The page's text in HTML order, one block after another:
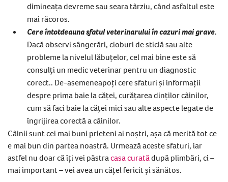
dimineața devreme sau seara târziu, când asfaltul este
mai răcoros.
Cere întotdeauna sfatul veterinarului în cazuri mai grave.
Dacă observi sângerări, cioburi de sticlă sau alte
probleme la nivelul lăbuțelor, cel mai bine este să
consulți un medic veterinar pentru un diagnostic
corect.. De-asemeneapoți cere sfaturi și informații
despre prima baie la căței, curățarea dinților câinilor,
cum să faci baie la căței mici sau alte aspecte legate de
îngrijirea corectă a câinilor.
Câinii sunt cei mai buni prieteni ai noștri, așa că merită tot ce
e mai bun din partea noastră. Urmează aceste sfaturi, iar
astfel nu doar că îți vei păstra casa curată după plimbări, ci –
mai important – vei avea un cățel fericit și sănătos.